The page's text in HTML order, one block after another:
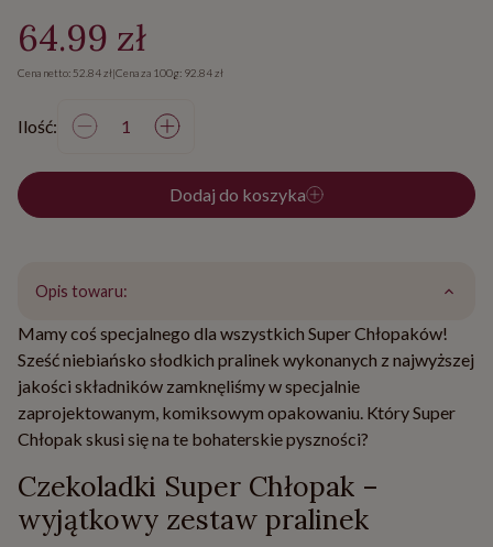
64.99 zł
Cena netto: 52.84 zł|Cena za 100g: 92.84 zł
Ilość:
Dodaj do koszyka
Opis towaru:
Mamy coś specjalnego dla wszystkich Super Chłopaków!
Sześć niebiańsko słodkich pralinek wykonanych z najwyższej
jakości składników zamknęliśmy w specjalnie
zaprojektowanym, komiksowym opakowaniu. Który Super
Chłopak skusi się na te bohaterskie pyszności?
Czekoladki Super Chłopak –
wyjątkowy zestaw pralinek